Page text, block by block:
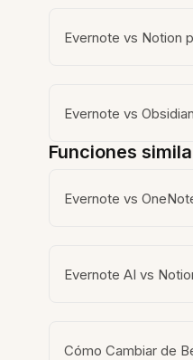
Evernote vs Notion
Evernote vs
Funciones
Evernote vs
Evernote AI vs
Cómo Cambiar de